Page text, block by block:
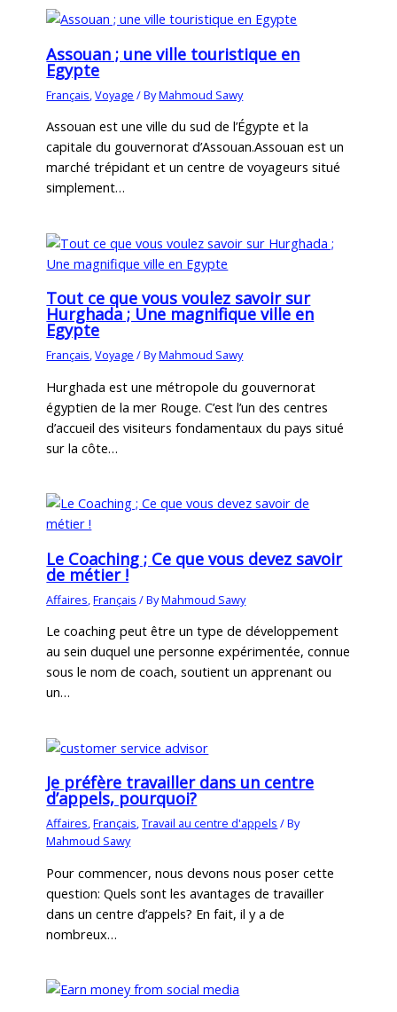
Assouan ; une ville touristique en
Egypte
Français,Voyage / ByMahmoud Sawy
Assouan est une ville du sud de l’Égypte et la
capitale du gouvernorat d’Assouan.Assouan est un
marché trépidant et un centre de voyageurs situé
simplement…
Tout ce que vous voulez savoir sur
Hurghada ; Une magnifique ville en
Egypte
Français,Voyage / ByMahmoud Sawy
Hurghada est une métropole du gouvernorat
égyptien de la mer Rouge. C’est l’un des centres
d’accueil des visiteurs fondamentaux du pays situé
sur la côte…
Le Coaching ; Ce que vous devez savoir
de métier !
Affaires,Français / ByMahmoud Sawy
Le coaching peut être un type de développement
au sein duquel une personne expérimentée, connue
sous le nom de coach, soutient un apprenant ou
un…
Je préfère travailler dans un centre
d’appels, pourquoi?
Affaires,Français,Travail au centre d'appels / By
Mahmoud Sawy
Pour commencer, nous devons nous poser cette
question: Quels sont les avantages de travailler
dans un centre d’appels? En fait, il y a de
nombreux…